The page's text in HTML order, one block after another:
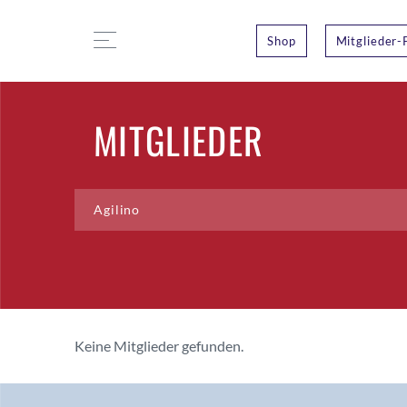
Shop Mitglieder-
MITGLIEDER
Keine Mitglieder gefunden.